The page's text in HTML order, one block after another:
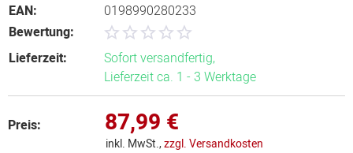
EAN:
0198990280233
Bewertung:
Lieferzeit:
Sofort versandfertig,
Lieferzeit ca. 1 - 3 Werktage
Preis: 87,99 €
inkl. MwSt.,zzgl. Versandkosten